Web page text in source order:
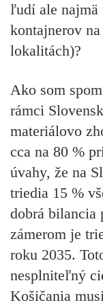
ľudí ale najmä
kontajnerov
lokalitách)?
Ako som
rámci
materiálovo
cca na 80 %
úvahy, že na
triedia 15 %
dobrá bilancia
zámerom je
roku 2035.
nesplniteľný
Košičania